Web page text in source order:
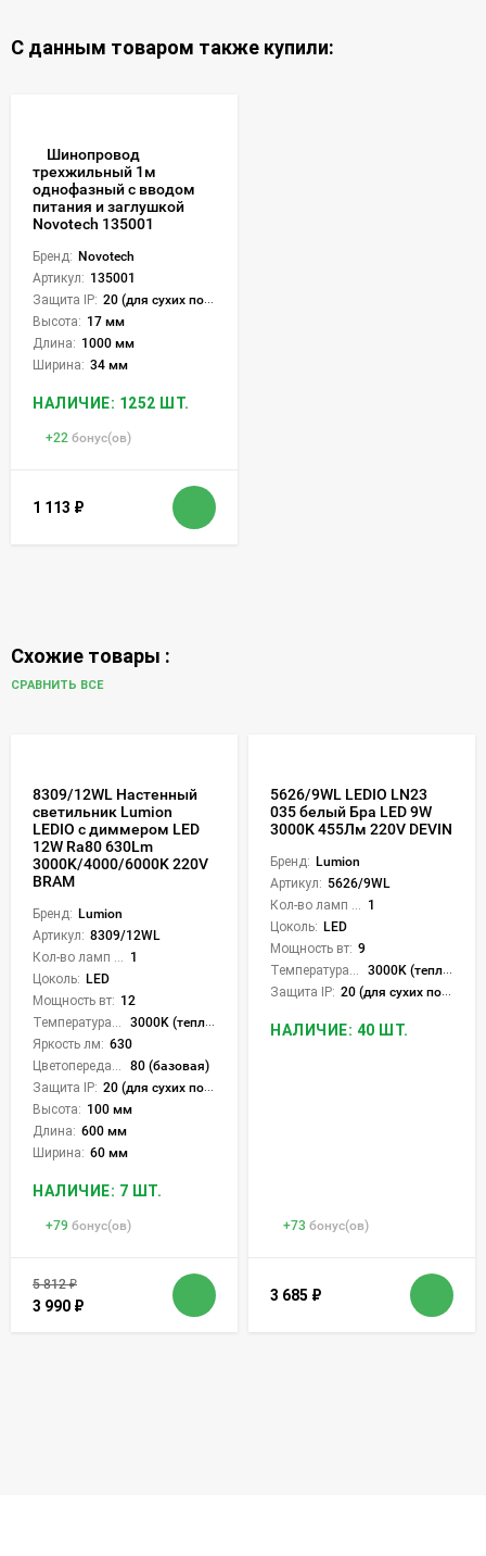
С данным товаром также купили:
Шинопровод
трехжильный 1м
однофазный с вводом
питания и заглушкой
Novotech 135001
Бренд: Novotech
Артикул: 135001
Защита IP: 20 (для сухих пом.)
Высота: 17 мм
Длина: 1000 мм
Ширина: 34 мм
НАЛИЧИЕ: 1252 ШТ.
+22 бонус(ов)
1 113 ₽
Схожие товары :
СРАВНИТЬ ВСЕ
8309/12WL Настенный
светильник Lumion
LEDIO с диммером LED
12W Ra80 630Lm
3000K/4000/6000K 220V
BRAM
Бренд: Lumion
Артикул: 8309/12WL
Кол-во ламп или LED: 1
Цоколь: LED
Мощность вт: 12
Температура света:
3000K (теплый), 4000K (нейтральный), 6000K (холодный), CCT механическое переключение
Яркость лм: 630
Цветопередача (CRI):
80 (базовая)
Защита IP: 20 (для сухих пом.)
Высота: 100 мм
Длина: 600 мм
Ширина: 60 мм
НАЛИЧИЕ: 7 ШТ.
+79 бонус(ов)
5 812₽
3 990 ₽
5626/9WL LEDIO LN23
035 белый Бра LED 9W
3000K 455Лм 220V DEVIN
Бренд: Lumion
Артикул: 5626/9WL
Кол-во ламп или LED: 1
Цоколь: LED
Мощность вт: 9
Температура света:
3000K (теплый)
Защита IP: 20 (для сухих пом.)
НАЛИЧИЕ: 40 ШТ.
+73 бонус(ов)
3 685 ₽